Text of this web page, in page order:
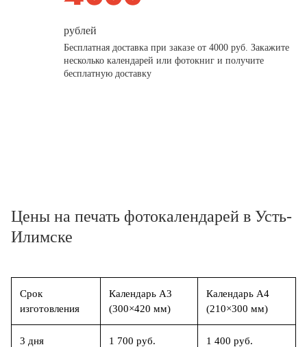
рублей
Бесплатная доставка при заказе от 4000 руб. Закажите
несколько календарей или фотокниг и получите
бесплатную доставку
Цены на печать фотокалендарей в Усть-
Илимске
Срок
изготовления
Календарь А3
(300×420 мм)
Календарь А4
(210×300 мм)
3 дня
1 700 руб. 1 400 руб.